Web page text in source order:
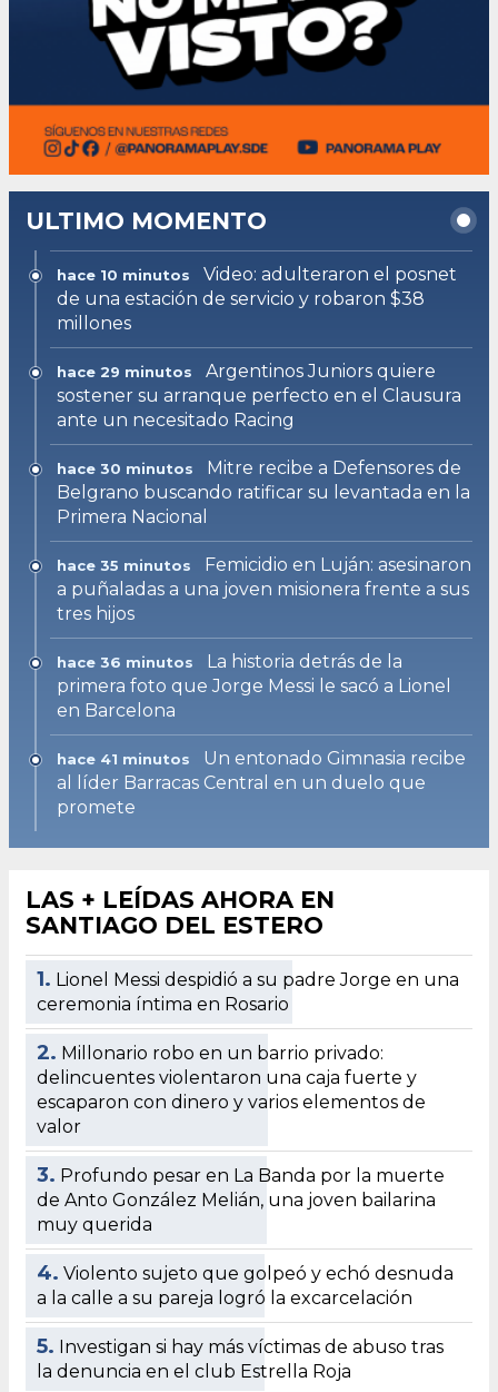
ULTIMO MOMENTO
hace 10 minutos
Video: adulteraron el posnet
de una estación de servicio y robaron $38
millones
hace 29 minutos
Argentinos Juniors quiere
sostener su arranque perfecto en el Clausura
ante un necesitado Racing
hace 30 minutos
Mitre recibe a Defensores de
Belgrano buscando ratificar su levantada en la
Primera Nacional
hace 35 minutos
Femicidio en Luján: asesinaron
a puñaladas a una joven misionera frente a sus
tres hijos
hace 36 minutos
La historia detrás de la
primera foto que Jorge Messi le sacó a Lionel
en Barcelona
hace 41 minutos
Un entonado Gimnasia recibe
al líder Barracas Central en un duelo que
promete
LAS + LEÍDAS AHORA EN
SANTIAGO DEL ESTERO
1. Lionel Messi despidió a su padre Jorge en una
ceremonia íntima en Rosario
2. Millonario robo en un barrio privado:
delincuentes violentaron una caja fuerte y
escaparon con dinero y varios elementos de
valor
3. Profundo pesar en La Banda por la muerte
de Anto González Melián, una joven bailarina
muy querida
4. Violento sujeto que golpeó y echó desnuda
a la calle a su pareja logró la excarcelación
5. Investigan si hay más víctimas de abuso tras
la denuncia en el club Estrella Roja